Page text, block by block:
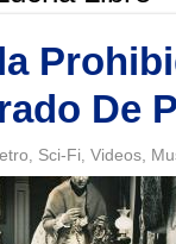
De
Sci-Fi ,Videos,